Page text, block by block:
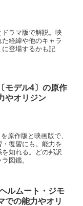
ラマ版で解説。映
経緯や他のキャラ
登場するかも記
モデル4〕の原作
やオリジン
原作版と映画版で、
復習にも。能力を
知れる。どの邦訳
図鑑。
ルムート・ジモ
での能力やオリ